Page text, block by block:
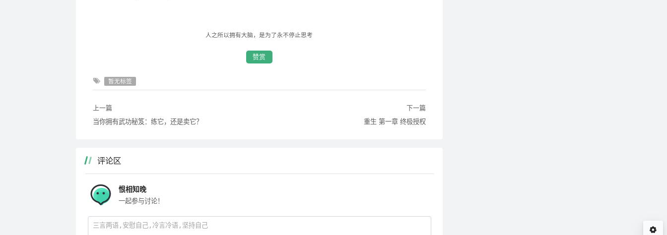
人之所以拥有大脑，是为了永不停止思考
赞赏
暂无标签
上一篇
当你拥有武功秘笈：练它，还是卖它？
下一篇
重生 第一章 终极授权
评论区
恨相知晚
一起参与讨论！